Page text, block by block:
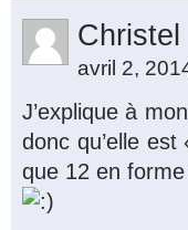
Christel
avril 2,
J’explique à
donc qu’elle
que 12 en